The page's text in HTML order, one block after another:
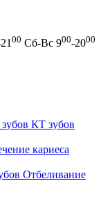
00 Сб-Вс 900-2000
КТ зубов
кариеса
Отбеливание